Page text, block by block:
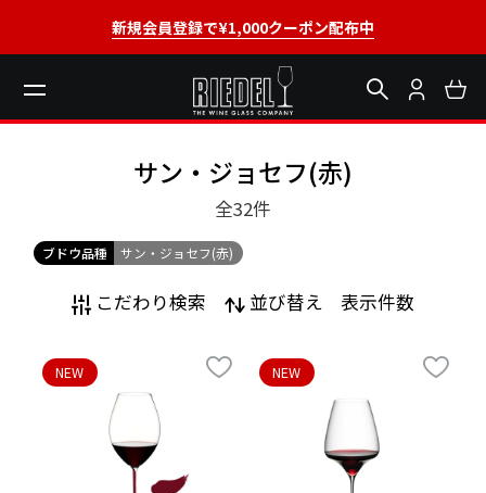
新規会員登録で¥1,000クーポン配布中
サン・ジョセフ(赤)
全32件
ブドウ品種 サン・ジョセフ(赤)
こだわり検索 並び替え 表示件数
NEW NEW